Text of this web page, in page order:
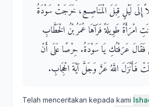
إِلَى لَيْلٍ قِبَلَ الْمَنَاصِعِ، خَرَجَتْ سَوْدَةُ
امْرَأَةً طَوِيلَةً فَرَآهَا عُمَرُ بْنُ الْخَطَّابِ
فَقَالَ عَرَفْتُكِ يَا سَوْدَةُ‏.‏ حِرْصًا عَلَى أَنْ
فَأَنْزَلَ اللَّهُ عَزَّ وَجَلَّ آيَةَ الْحِجَابِ‏.‏
Telah menceritakan kepada kami